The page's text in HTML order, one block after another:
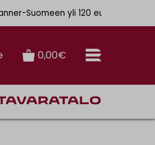
Suomeen yli 120 euron tilauksiin
0,00€